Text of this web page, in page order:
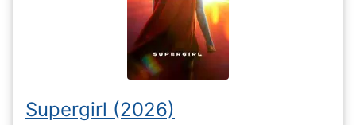
Supergirl (2026)